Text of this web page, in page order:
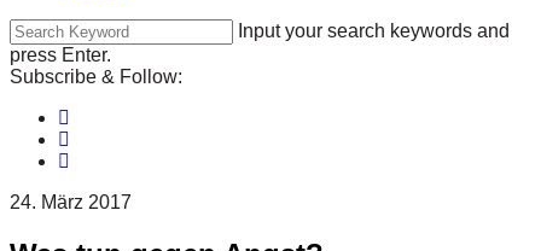
Input your search keywords and
press Enter.
Subscribe & Follow:
24. März 2017